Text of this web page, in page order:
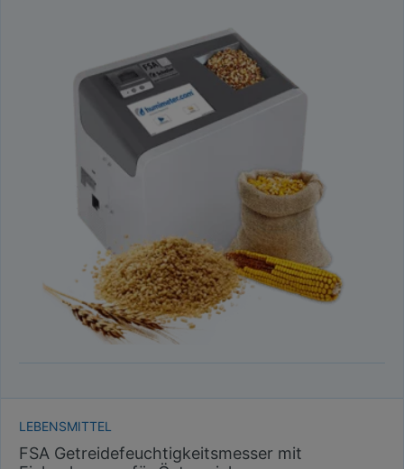
LEBENSMITTEL
FSA Getreidefeuchtigkeitsmesser mit